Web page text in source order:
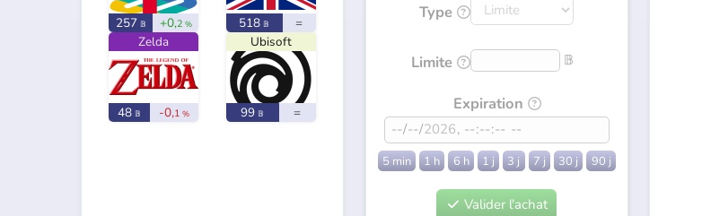
Type 
Limite  𝔹
Expiration 
5 min 1 h 6 h 1 j 3 j 7 j 30 j 90 j
 Valider l'achat
257 𝔹 +0,2 % 518 𝔹
=
Zelda
48 𝔹 -0,1 %
Ubisoft
99 𝔹 =